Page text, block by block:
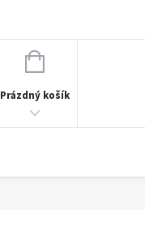
NÁKUPNÍ
Prázdný košík